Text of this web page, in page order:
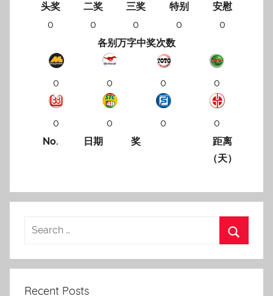
头奖
二奖 三奖 特别
安慰
0
0 0 0
0
各别万字中奖次数
0 0 0 0
0 0 0
0
No.
日期 奖
距离
（天）
Recent Posts